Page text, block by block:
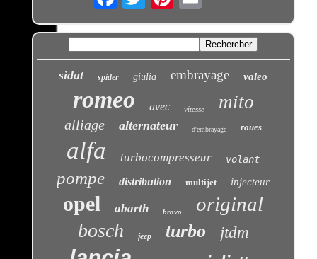
sidat spider giulia embrayage valeo
romeo avec vitesse mito
alliage alternateur d'embrayage roues
alfa turbocompresseur volant
pompe distribution multijet injecteur
opel abarth bravo original
bosch jeep turbo jtdm